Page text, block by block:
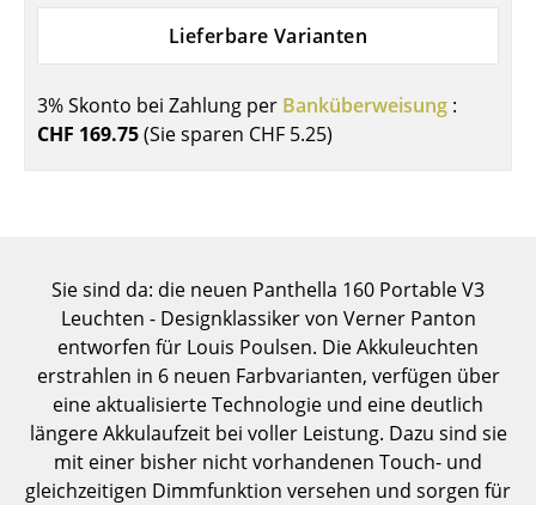
Sekretäre & PC-Tische
Konferenztische
Stehtische & Stehpulte
Einzelteile
... alle Tische
Aufbewahren
Regale & Schränke
Lieferbare Varianten
3% Skonto bei Zahlung per Banküberweisung :
CHF 169.75(Sie sparen CHF 5.25)
Sie sind da: die neuen Panthella 160 Portable V3
Leuchten - Designklassiker von Verner Panton
entworfen für Louis Poulsen. Die Akkuleuchten
erstrahlen in 6 neuen Farbvarianten, verfügen über
eine aktualisierte Technologie und eine deutlich
längere Akkulaufzeit bei voller Leistung. Dazu sind sie
mit einer bisher nicht vorhandenen Touch- und
gleichzeitigen Dimmfunktion versehen und sorgen für